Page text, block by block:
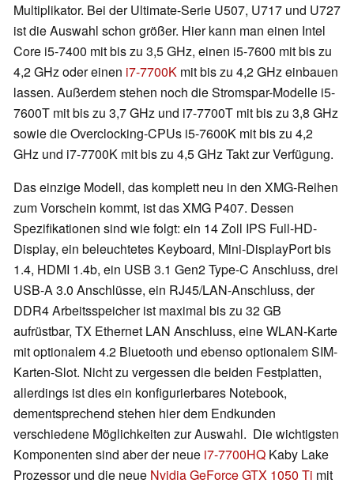
Multiplikator. Bei der Ultimate-Serie U507, U717 und U727
ist die Auswahl schon größer. Hier kann man einen Intel
Core i5-7400 mit bis zu 3,5 GHz, einen i5-7600 mit bis zu
4,2 GHz oder einen i7-7700K mit bis zu 4,2 GHz einbauen
lassen. Außerdem stehen noch die Stromspar-Modelle i5-
7600T mit bis zu 3,7 GHz und i7-7700T mit bis zu 3,8 GHz
sowie die Overclocking-CPUs i5-7600K mit bis zu 4,2
GHz und i7-7700K mit bis zu 4,5 GHz Takt zur Verfügung.
Das einzige Modell, das komplett neu in den XMG-Reihen
zum Vorschein kommt, ist das XMG P407. Dessen
Spezifikationen sind wie folgt: ein 14 Zoll IPS Full-HD-
Display, ein beleuchtetes Keyboard, Mini-DisplayPort bis
1.4, HDMI 1.4b, ein USB 3.1 Gen2 Type-C Anschluss, drei
USB-A 3.0 Anschlüsse, ein RJ45/LAN-Anschluss, der
DDR4 Arbeitsspeicher ist maximal bis zu 32 GB
aufrüstbar, TX Ethernet LAN Anschluss, eine WLAN-Karte
mit optionalem 4.2 Bluetooth und ebenso optionalem SIM-
Karten-Slot. Nicht zu vergessen die beiden Festplatten,
allerdings ist dies ein konfigurierbares Notebook,
dementsprechend stehen hier dem Endkunden
verschiedene Möglichkeiten zur Auswahl. Die wichtigsten
Komponenten sind aber der neue i7-7700HQ Kaby Lake
Prozessor und die neue Nvidia GeForce GTX 1050 Ti mit